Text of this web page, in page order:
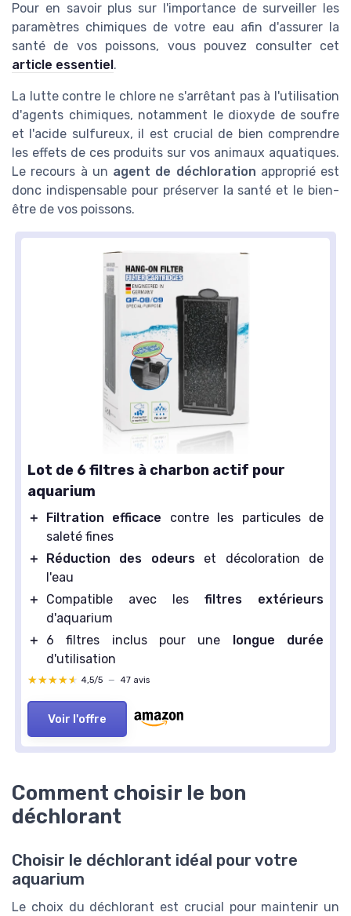
Pour en savoir plus sur l'importance de surveiller les
paramètres chimiques de votre eau afin d'assurer la
santé de vos poissons, vous pouvez consulter cet
article essentiel .
La lutte contre le chlore ne s'arrêtant pas à l'utilisation
d'agents chimiques, notamment le dioxyde de soufre
et l'acide sulfureux, il est crucial de bien comprendre
les effets de ces produits sur vos animaux aquatiques.
Le recours à un agent de déchloration approprié est
donc indispensable pour préserver la santé et le bien-
être de vos poissons.
Lot de 6 filtres à charbon actif pour
aquarium
＋ Filtration efficace contre les particules de
saleté fines
＋
Réduction des odeurset décoloration de
l'eau
＋
Compatible avec les filtres extérieurs
d'aquarium
＋
6 filtres inclus pour une
longue durée
d'utilisation
★★★★★
★★★★★ 4,5/5 — 47 avis
Voir l'offre
Comment choisir le bon
déchlorant
Choisir le déchlorant idéal pour votre
aquarium
Le choix du déchlorant est crucial pour maintenir un